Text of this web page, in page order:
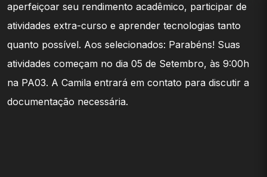
aperfeiçoar seu rendimento acadêmico, participar de
atividades extra-curso e aprender tecnologias tanto
quanto possível. Aos selecionados: Parabéns! Suas
atividades começam no dia 05 de Setembro, às 9:00h
na PA03. A Camila entrará em contato para discutir a
documentação necessária.